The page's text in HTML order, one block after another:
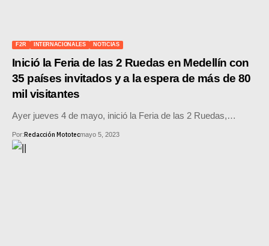
F2R INTERNACIONALES NOTICIAS
Inició la Feria de las 2 Ruedas en Medellín con
35 países invitados y a la espera de más de 80
mil visitantes
Ayer jueves 4 de mayo, inició la Feria de las 2 Ruedas,…
Por:Redacción Mototecmayo 5, 2023